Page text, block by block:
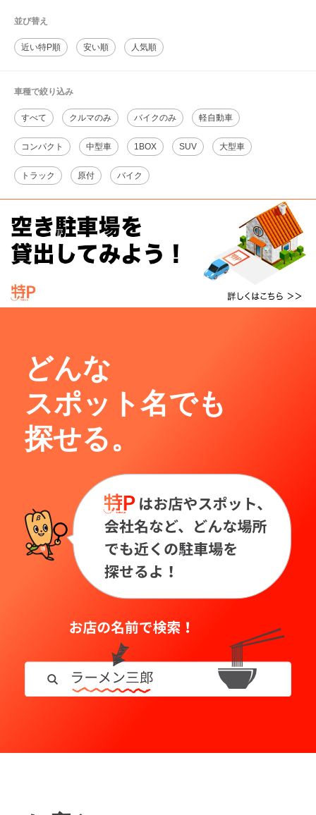
並び替え
近い特P順 安い順 人気順
車種で絞り込み
すべて クルマのみ バイクのみ 軽自動車
コンパクト 中型車 1BOX SUV 大型車
トラック 原付 バイク
どんな
スポット名でも
探せる。